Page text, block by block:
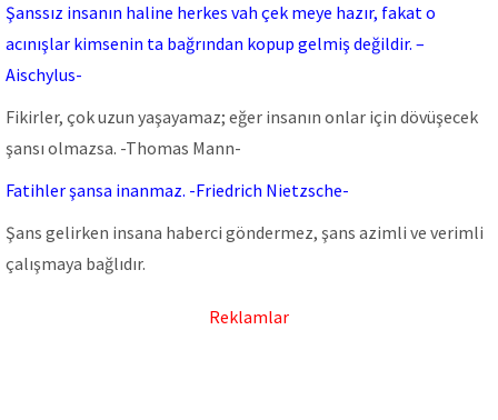
Şanssız insanın haline herkes vah çek meye hazır, fakat o
acınışlar kimsenin ta bağrından kopup gelmiş değildir. –
Aischylus-
Fikirler, çok uzun yaşayamaz; eğer insanın onlar için dövüşecek
şansı olmazsa. -Thomas Mann-
Fatihler şansa inanmaz. -Friedrich Nietzsche-
Şans gelirken insana haberci göndermez, şans azimli ve verimli
çalışmaya bağlıdır.
Reklamlar